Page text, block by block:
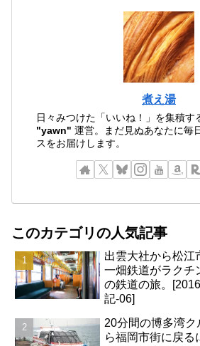
煮え湯
日々みつけた「いいね！」を集積す
"yawn" 運営。まだ見ぬあなたに毎
スをお届けします。
このカテゴリの人気記事
出雲大社から松江
一畑鉄道がラクチ
の鉄道の旅。
記-06]
20分間の博多湾
ら福岡市街に戻る